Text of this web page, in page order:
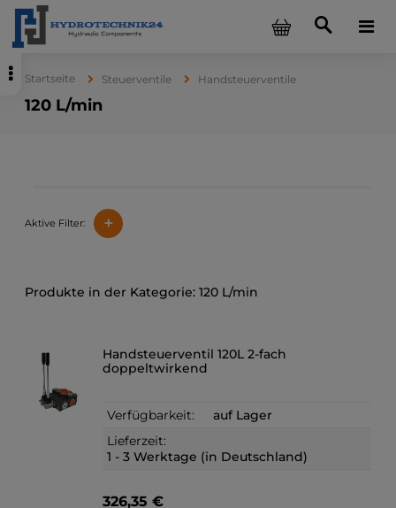
Startseite Steuerventile Handsteuerventile
120 L/min
Aktive Filter: +
120 L/min
Handsteuerventil 120L 2-fach
doppeltwirkend
Verfügbarkeit:
auf Lager
Lieferzeit:
1 - 3 Werktage (in Deutschland)
326,35 €